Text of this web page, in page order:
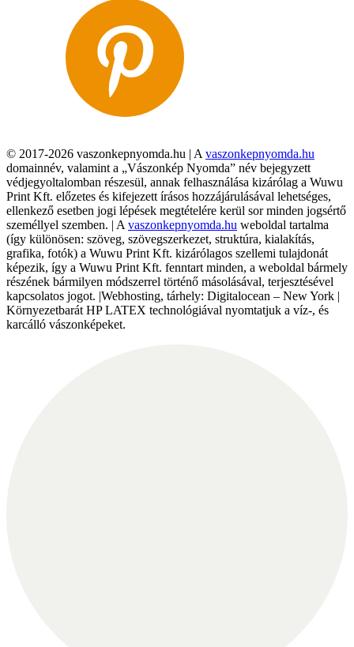
© 2017-2026 vaszonkepnyomda.hu | A vaszonkepnyomda.hu
domainnév, valamint a „Vászonkép Nyomda” név bejegyzett
védjegyoltalomban részesül, annak felhasználása kizárólag a Wuwu
Print Kft. előzetes és kifejezett írásos hozzájárulásával lehetséges,
ellenkező esetben jogi lépések megtételére kerül sor minden jogsértő
személlyel szemben. | A vaszonkepnyomda.hu weboldal tartalma
(így különösen: szöveg, szövegszerkezet, struktúra, kialakítás,
grafika, fotók) a Wuwu Print Kft. kizárólagos szellemi tulajdonát
képezik, így a Wuwu Print Kft. fenntart minden, a weboldal bármely
részének bármilyen módszerrel történő másolásával, terjesztésével
kapcsolatos jogot. |Webhosting, tárhely: Digitalocean – New York |
Környezetbarát HP LATEX technológiával nyomtatjuk a víz-, és
karcálló vászonképeket.